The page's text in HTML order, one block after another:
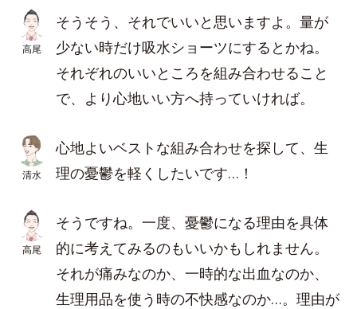
高尾
そうそう、それでいいと思いますよ。量が
少ない時だけ吸水ショーツにするとかね。
それぞれのいいところを組み合わせること
で、より心地いい方へ持っていければ。
清水
心地よいベストな組み合わせを探して、生
理の憂鬱を軽くしたいです…！
高尾
そうですね。一度、憂鬱になる理由を具体
的に考えてみるのもいいかもしれません。
それが痛みなのか、一時的な出血なのか、
生理用品を使う時の不快感なのか…。理由が